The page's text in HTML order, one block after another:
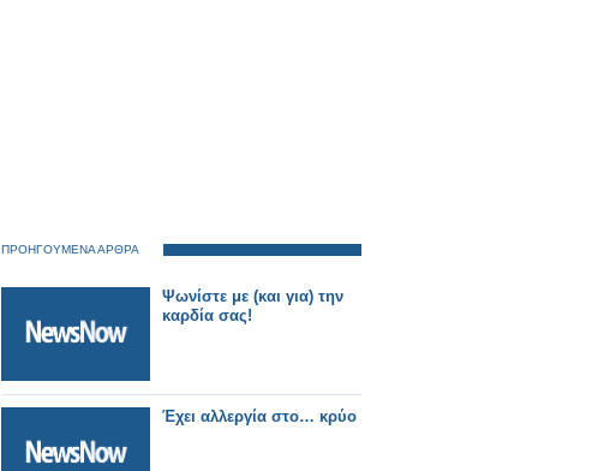
ΠΡΟΗΓΟΥΜΕΝΑ ΑΡΘΡΑ
Ψωνίστε με (και για) την
καρδία σας!
Έχει αλλεργία στο… κρύο